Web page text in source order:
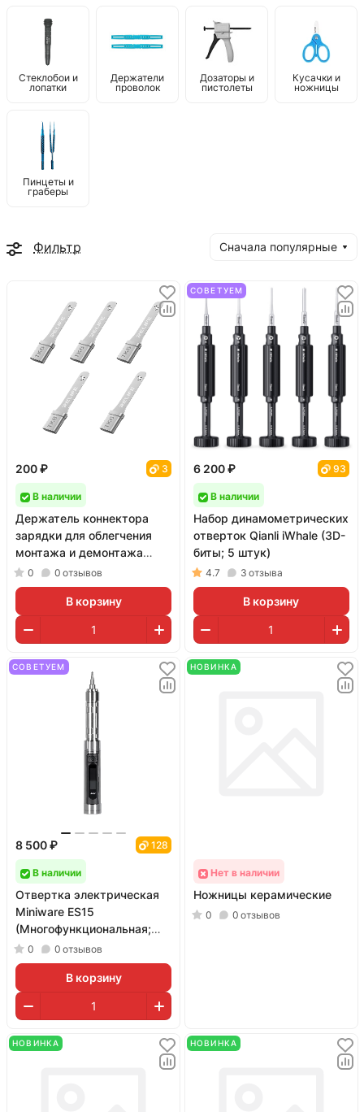
Стеклобои и
лопатки
Держатели
проволок
Дозаторы и
пистолеты
Кусачки и
ножницы
Пинцеты и
граберы
Фильтр Сначала популярные
200 ₽ 3
В наличии
Держатель коннектора
зарядки для облегчения
монтажа и демонтажа
Relife TK6 (Type-C; 5 штук)
0 0 отзывов
В корзину
СОВЕТУЕМ
6 200 ₽ 93
В наличии
Набор динамометрических
отверток Qianli iWhale (3D-
биты; 5 штук)
4.7 3 отзыва
В корзину
СОВЕТУЕМ
8 500 ₽ 128
В наличии
Отвертка электрическая
Miniware ES15
(Многофункциональная;
увесистая; в комплекте 24
биты)
0 0 отзывов
В корзину
НОВИНКА
Нет в наличии
Ножницы керамические
0 0 отзывов
НОВИНКА НОВИНКА